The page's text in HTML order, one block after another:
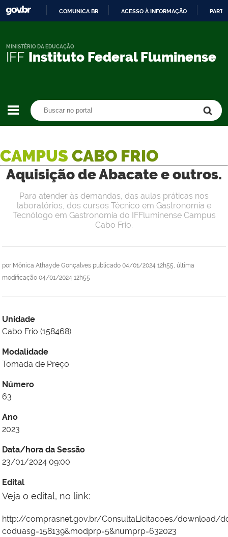
CONTEÚDO
COMUNICA BR ACESSO À INFORMAÇÃO
IFF Instituto Federal Fluminense
MINISTÉRIO DA EDUCAÇÃO
CAMPUS CABO FRIO
Aquisição de Abacate e outros.
por Mônica Athayde Gonçalves publicado 04/01/2024 12h55, última
modificação 04/01/2024 12h55
Para atender às demandas, das aulas práticas nos
laboratórios, dos cursos Técnico em Gastronomia e
Tecnólogo em Gastronomia do IFFluminense Campus
Cabo Frio.
Unidade
Cabo Frio (158468)
Modalidade
Tomada de Preço
Número
63
Ano
2023
Data/hora da Sessão
23/01/2024 09:00
Edital
Veja o edital, no link:
http://comprasnet.gov.br/ConsultaLicitacoes/download/
coduasg=158139&modprp=5&numprp=632023